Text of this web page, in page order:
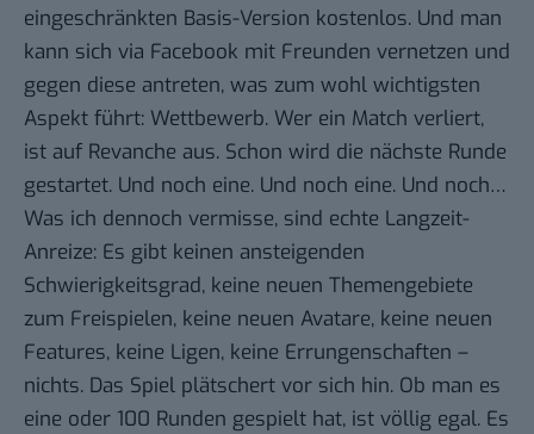
eingeschränkten Basis-Version kostenlos. Und man
kann sich via Facebook mit Freunden vernetzen und
gegen diese antreten, was zum wohl wichtigsten
Aspekt führt: Wettbewerb. Wer ein Match verliert,
ist auf Revanche aus. Schon wird die nächste Runde
gestartet. Und noch eine. Und noch eine. Und noch…
Was ich dennoch vermisse, sind echte Langzeit-
Anreize: Es gibt keinen ansteigenden
Schwierigkeitsgrad, keine neuen Themengebiete
zum Freispielen, keine neuen Avatare, keine neuen
Features, keine Ligen, keine Errungenschaften –
nichts. Das Spiel plätschert vor sich hin. Ob man es
eine oder 100 Runden gespielt hat, ist völlig egal. Es